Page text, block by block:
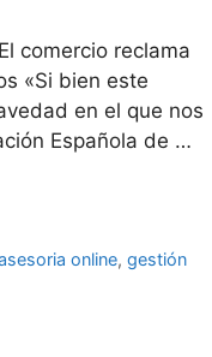
comercio reclama
«Si bien este
en el que nos
Española de …
online,gestión